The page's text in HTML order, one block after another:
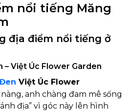
nổi tiếng Măng
địa điểm nổi tiếng ở
– Việt Úc Flower Garden
Việt Úc Flower
anh chàng đam mê sống
địa” vì góc này lên hình